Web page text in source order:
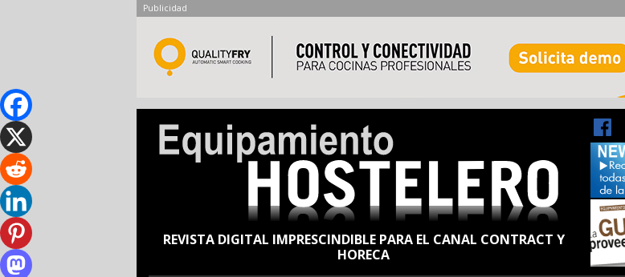
Publicidad
REVISTA DIGITAL IMPRESCINDIBLE PARA EL CANAL CONTRACT Y
HORECA